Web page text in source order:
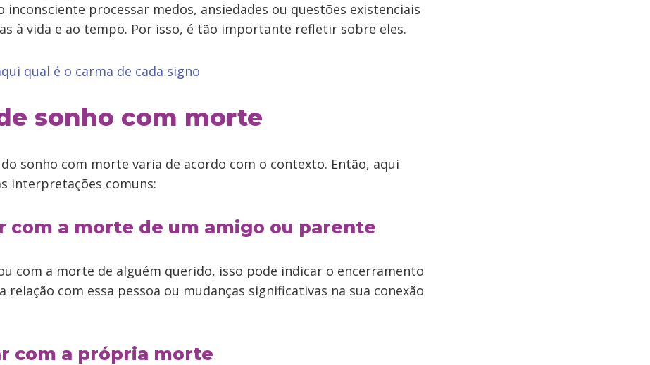
inconsciente processar medos, ansiedades ou questões existenciais
à vida e ao tempo. Por isso, é tão importante refletir sobre eles.
qual é o carma de cada signo
sonho com morte
sonho com morte varia de acordo com o contexto. Então, aqui
interpretações comuns:
com a morte de um amigo ou parente
com a morte de alguém querido, isso pode indicar o encerramento
relação com essa pessoa ou mudanças significativas na sua conexão
com a própria morte